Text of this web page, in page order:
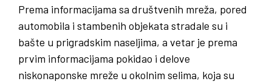
Prema informacijama sa društvenih mreža, pored
automobila i stambenih objekata stradale su i
bašte u prigradskim naseljima, a vetar je prema
prvim informacijama pokidao i delove
niskonaponske mreže u okolnim selima, koja su